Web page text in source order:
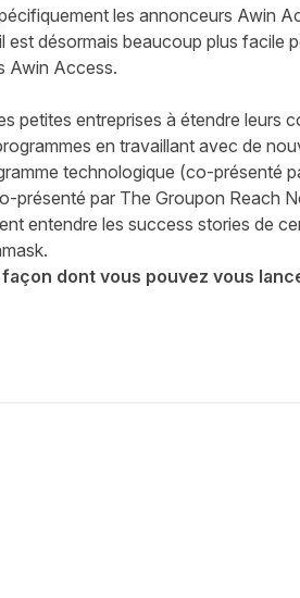
les annonceurs Awin
désormais beaucoup plus facile
Awin Access.
petites entreprises à étendre leurs
en travaillant avec de
technologique (co-présenté
présenté parThe Groupon Reach
entendre les success stories de
.
dont vous pouvez vous